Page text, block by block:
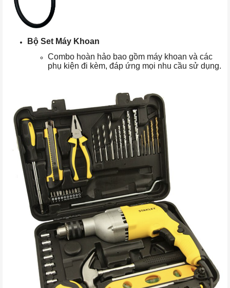
Bộ Set Máy Khoan
Combo hoàn hảo bao gồm máy khoan và các
phụ kiện đi kèm, đáp ứng mọi nhu cầu sử dụng.